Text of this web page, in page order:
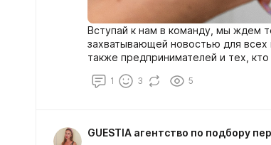
Вступай к нам в команду, мы ждем
захватывающей новостью для всех
также предпринимателей и тех,
сфере услуг подбора домашнего
домработницы, одним словом
1 3 5